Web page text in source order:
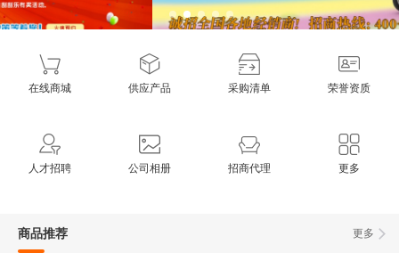
在线商城 供应产品 采购清单 荣誉资质
人才招聘 公司相册 招商代理 更多
更多
商品推荐